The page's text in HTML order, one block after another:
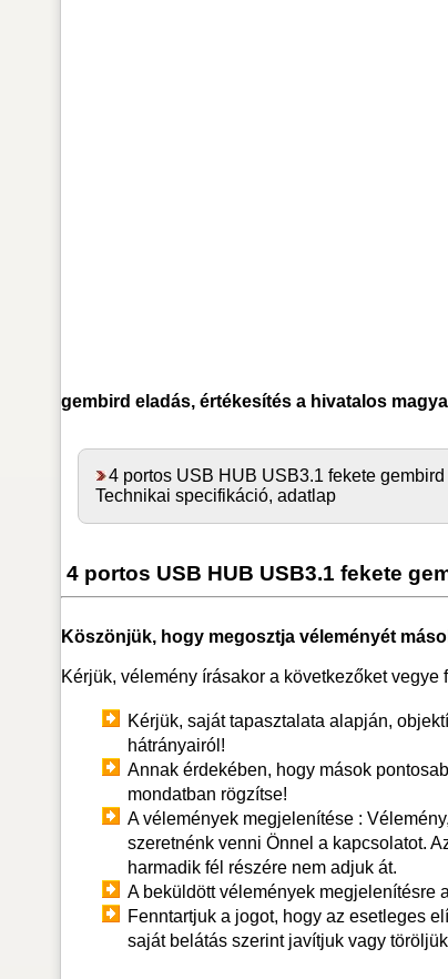
gembird eladás, értékesítés a hivatalos
4 portos USB HUB USB3.1 fekete
Technikai specifikáció, adatlap
4 portos USB HUB USB3.1 fekete
Köszönjük, hogy megosztja véleményét
Kérjük, vélemény írásakor a következőket vegye
Kérjük, saját tapasztalata alapján,
hátrányairól!
Annak érdekében, hogy mások
mondatban rögzítse!
A vélemények megjelenítése :
szeretnénk venni Önnel a kapcsolatot.
harmadik fél részére nem adjuk át.
A beküldött vélemények megjelenítésre
Fenntartjuk a jogot, hogy az esetleges
saját belátás szerint javítjuk vagy